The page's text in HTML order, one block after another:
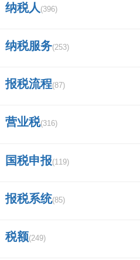
场经济的过程中，税收承
控经济、调节社会分配的
要。2018年3月13日，国
革国税地税征管体制，将
表吗？
次；如果核定为月报，那
纳税人 (396)
纳税服务(253)
报税流程(87)
营业税(316)
国税申报(119)
报税系统(85)
税额(249)